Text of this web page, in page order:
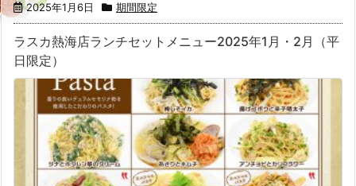
2025年1月6日 期間限定
ラスカ熱海店ランチセットメニュー2025年1月・2月（平
日限定）